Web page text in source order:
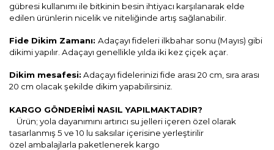
gübresi kullanımı ile bitkinin besin ihtiyacı karşılanarak elde
edilen ürünlerin nicelik ve niteliğinde artış sağlanabilir.
Fide Dikim Zamanı: Adaçayı fideleri ilkbahar sonu (Mayıs) gibi
dikimi yapılır. Adaçayı genellikle yılda iki kez çiçek açar.
Dikim mesafesi: Adaçayı fidelerinizi fide arası 20 cm, sıra arası
20 cm olacak şekilde dikim yapabilirsiniz.
KARGO GÖNDERİMİ NASIL YAPILMAKTADIR?
Ürün; yola dayanımını artırıcı su jelleri içeren özel olarak
tasarlanmış 5 ve 10 lu saksılar içerisine yerleştirilir
özel ambalajlarla paketlenerek kargo